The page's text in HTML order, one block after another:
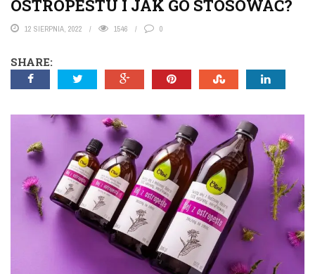
OSTROPESTU I JAK GO STOSOWAĆ?
12 SIERPNIA, 2022 1546 0
SHARE: